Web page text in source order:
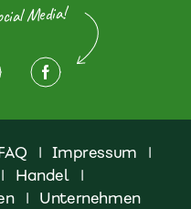
Media!
| Impressum
|
| Handel
|
| Unternehmen